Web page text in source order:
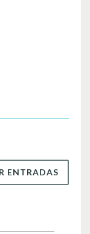
ENTRADAS